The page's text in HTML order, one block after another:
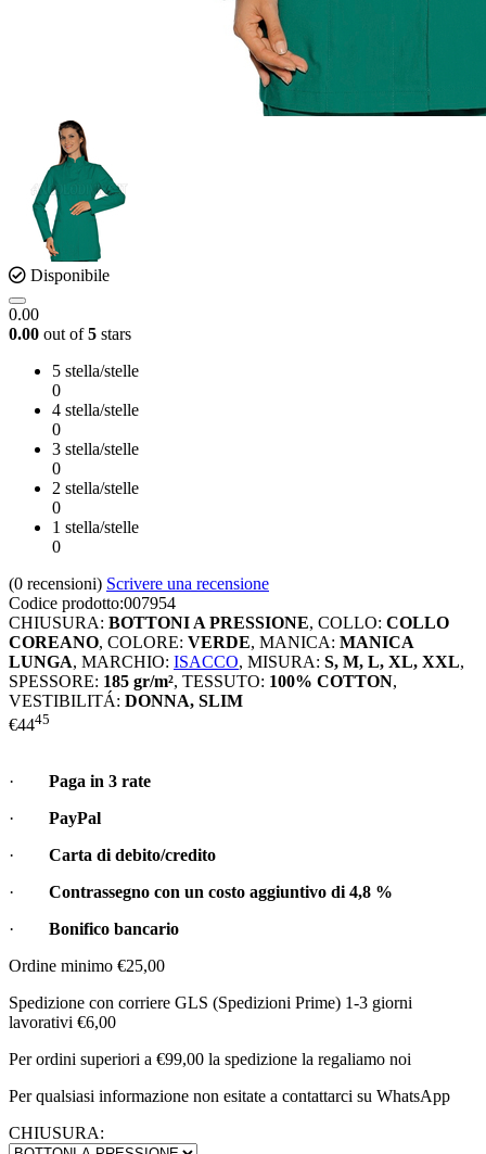
Disponibile
0.00
0.00 out of5 stars
5 stella/stelle
0
4 stella/stelle
0
3 stella/stelle
0
2 stella/stelle
0
1 stella/stelle
0
(0 recensioni) Scrivere una recensione
Codice prodotto:007954
CHIUSURA: BOTTONI A PRESSIONE, COLLO: COLLO
COREANO, COLORE: VERDE, MANICA: MANICA
LUNGA, MARCHIO: ISACCO, MISURA: S, M, L, XL, XXL,
SPESSORE: 185 gr/m², TESSUTO: 100% COTTON,
VESTIBILITÁ: DONNA, SLIM
€4445
· Paga in 3 rate
· PayPal
· Carta di debito/credito
· Contrassegno con un costo aggiuntivo di 4,8 %
· Bonifico bancario
Ordine minimo €25,00
Spedizione con corriere GLS (Spedizioni Prime) 1-3 giorni
lavorativi €6,00
Per ordini superiori a €99,00 la spedizione la regaliamo noi
Per qualsiasi informazione non esitate a contattarci su WhatsApp
CHIUSURA: